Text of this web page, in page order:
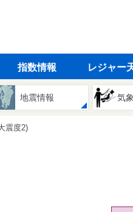
指数情報 レジャー
地震情報 気
震度2)